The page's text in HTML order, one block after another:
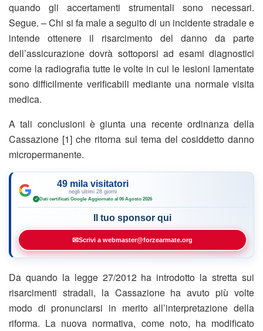
quando gli accertamenti strumentali sono necessari.
Segue. – Chi si fa male a seguito di un incidente stradale e
intende ottenere il risarcimento del danno da parte
dell’assicurazione dovrà sottoporsi ad esami diagnostici
come la radiografia tutte le volte in cui le lesioni lamentate
sono difficilmente verificabili mediante una normale visita
medica.
A tali conclusioni è giunta una recente ordinanza della
Cassazione [1] che ritorna sul tema del cosiddetto danno
micropermanente.
49 mila visitatori
negli ultimi 28 giorni
✓ Dati certificati Google·Aggiornato al 06 Agosto 2026
Il tuo sponsor qui
✉Scrivi a webmaster@forzearmate.org
Da quando la legge 27/2012 ha introdotto la stretta sui
risarcimenti stradali, la Cassazione ha avuto più volte
modo di pronunciarsi in merito all’interpretazione della
riforma. La nuova normativa, come noto, ha modificato